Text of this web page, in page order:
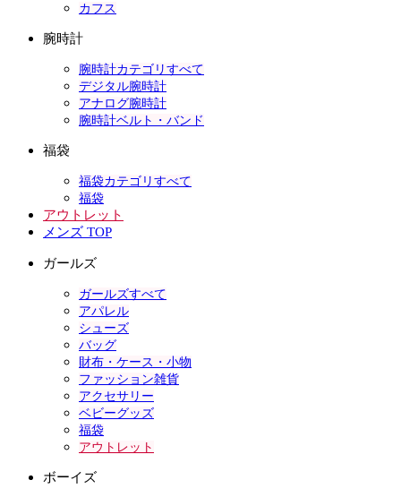
カフス
腕時計
腕時計カテゴリすべて
デジタル腕時計
アナログ腕時計
腕時計ベルト・バンド
福袋
福袋カテゴリすべて
福袋
アウトレット
メンズ TOP
ガールズ
ガールズすべて
アパレル
シューズ
バッグ
財布・ケース・小物
ファッション雑貨
アクセサリー
ベビーグッズ
福袋
アウトレット
ボーイズ